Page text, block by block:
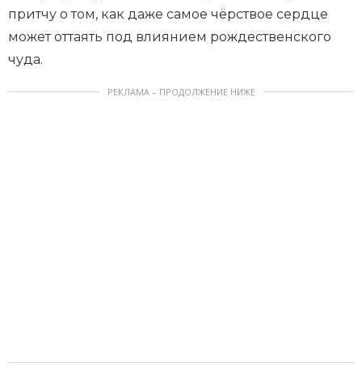
притчу о том, как даже самое чёрствое сердце
может оттаять под влиянием рождественского
чуда.
РЕКЛАМА – ПРОДОЛЖЕНИЕ НИЖЕ